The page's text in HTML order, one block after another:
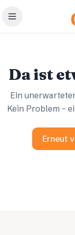
Zum Hauptinhalt
Da ist
Ein
Kein Problem –
Erneut